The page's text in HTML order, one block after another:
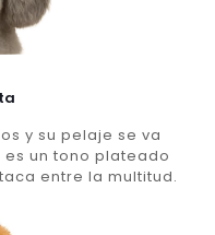
y su pelaje se va
un tono plateado
entre la multitud.